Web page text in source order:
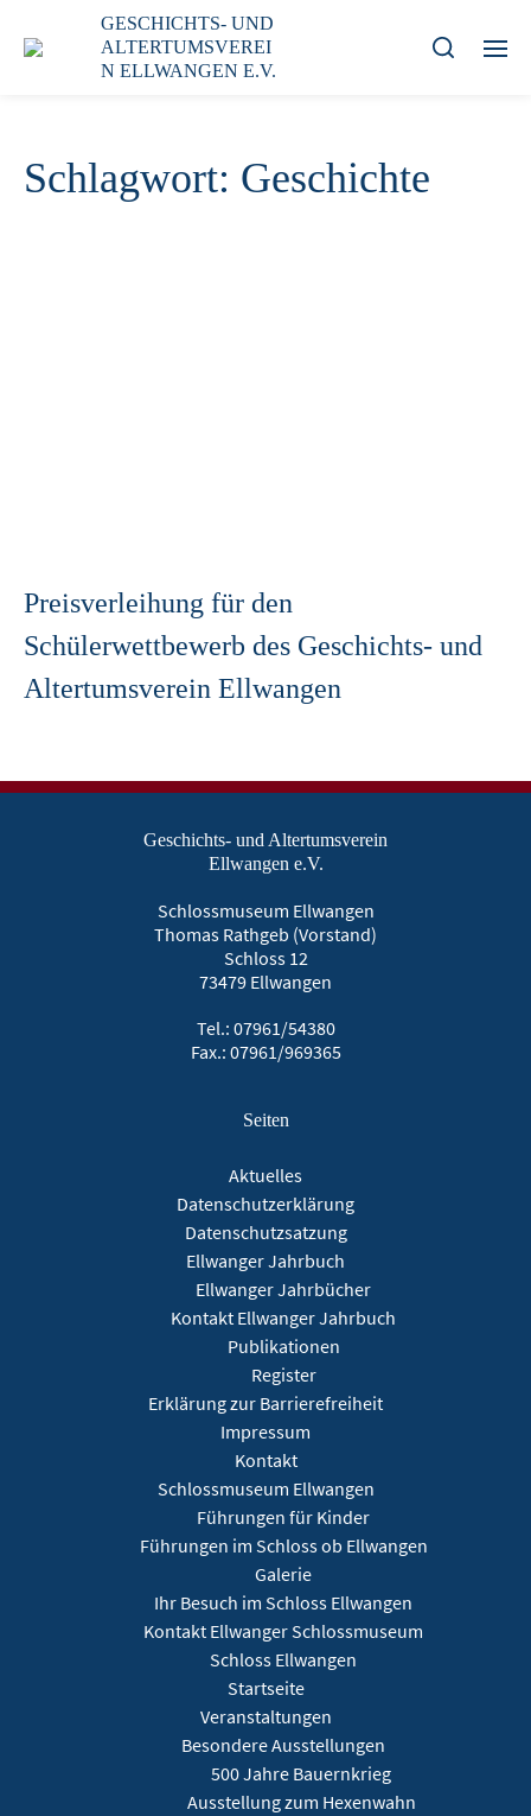
GESCHICHTS- UND
ALTERTUMSVEREI
N ELLWANGEN E.V.
Schlagwort: Geschichte
Preisverleihung für den
Schülerwettbewerb des Geschichts- und
Altertumsverein Ellwangen
Geschichts- und Altertumsverein
Ellwangen e.V.
Schlossmuseum Ellwangen
Thomas Rathgeb (Vorstand)
Schloss 12
73479 Ellwangen
Tel.: 07961/54380
Fax.: 07961/969365
Seiten
Aktuelles
Datenschutzerklärung
Datenschutzsatzung
Ellwanger Jahrbuch
Ellwanger Jahrbücher
Kontakt Ellwanger Jahrbuch
Publikationen
Register
Erklärung zur Barrierefreiheit
Impressum
Kontakt
Schlossmuseum Ellwangen
Führungen für Kinder
Führungen im Schloss ob Ellwangen
Galerie
Ihr Besuch im Schloss Ellwangen
Kontakt Ellwanger Schlossmuseum
Schloss Ellwangen
Startseite
Veranstaltungen
Besondere Ausstellungen
500 Jahre Bauernkrieg
Ausstellung zum Hexenwahn